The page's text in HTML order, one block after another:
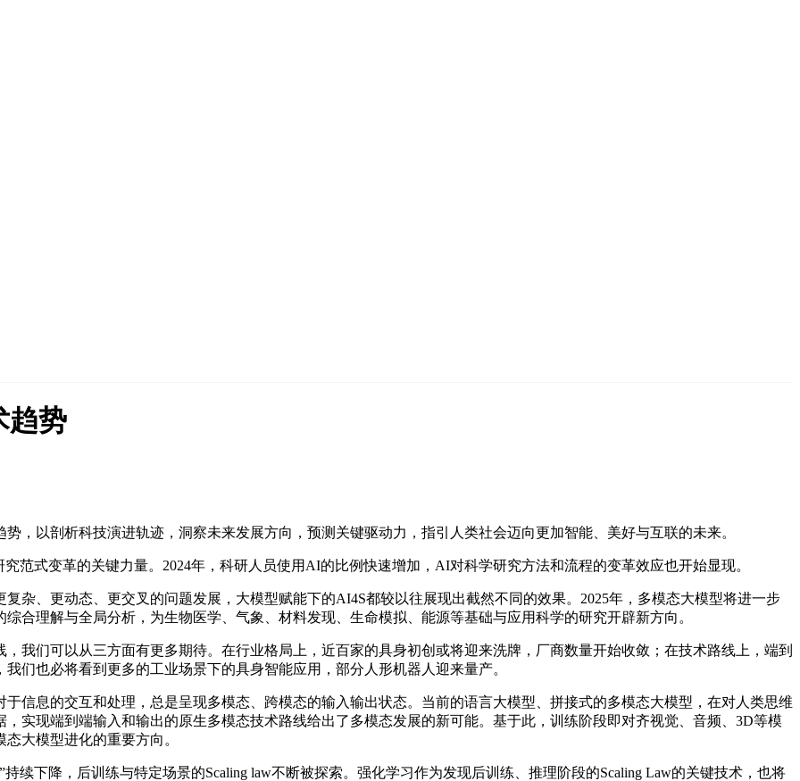
趋势
以剖析科技演进轨迹，洞察未来发展方向，预测关键驱动力，指引人类社会迈向更加智能、美好与互联的未来。
式变革的关键力量。2024年，科研人员使用AI的比例快速增加，AI对科学研究方法和流程的变革效应也开始显现。
、更动态、更交叉的问题发展，大模型赋能下的AI4S都较以往展现出截然不同的效果。2025年，多模态大模型将进一步
合理解与全局分析，为生物医学、气象、材料发现、生命模拟、能源等基础与应用科学的研究开辟新方向。
们可以从三方面有更多期待。在行业格局上，近百家的具身初创或将迎来洗牌，厂商数量开始收敛；在技术路线上，端到
们也必将看到更多的工业场景下的具身智能应用，部分人形机器人迎来量产。
息的交互和处理，总是呈现多模态、跨模态的输入输出状态。当前的语言大模型、拼接式的多模态大模型，在对人类思维
实现端到端输入和输出的原生多模态技术路线给出了多模态发展的新可能。基于此，训练阶段即对齐视觉、音频、3D等模
大模型进化的重要方向。
下降，后训练与特定场景的Scaling law不断被探索。强化学习作为发现后训练、推理阶段的Scaling Law的关键技术，也将